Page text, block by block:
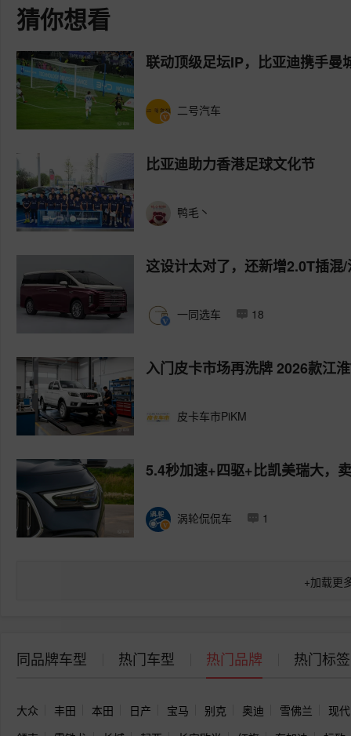
猜你想看
联动顶级足坛IP，比亚迪携手曼
二号汽车
比亚迪助力香港足球文化节
鸭毛丶
这设计太对了，还新增2.0T插混
一同选车 18
入门皮卡市场再洗牌 2026款江
皮卡车市PiKM
5.4秒加速+四驱+比凯美瑞大，
涡轮侃侃车 1
+加载更
同品牌车型 热门车型 热门品牌 热门标签
大众 丰田 本田 日产 宝马 别克 奥迪 雪佛兰
现代